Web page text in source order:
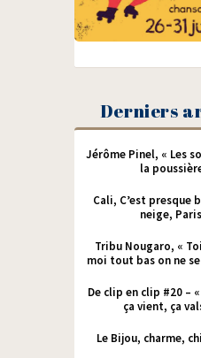
Derniers
Jérôme Pinel, « Les
la
Cali, C’est presque
neige,
Tribu Nougaro, «
moi tout bas on ne
De clip en clip #20 –
ça vient, ça
Le Bijou, charme,